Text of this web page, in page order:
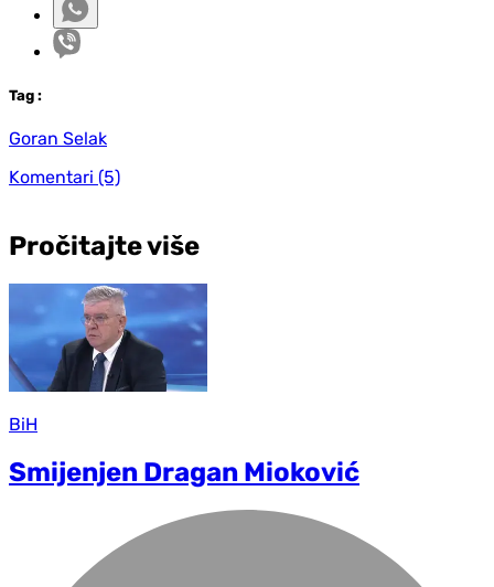
Tag :
Goran Selak
Komentari (5)
Pročitajte više
BiH
Smijenjen Dragan Mioković